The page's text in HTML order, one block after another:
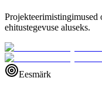
Projekteerimistingimused
ehitustegevuse aluseks.
Eesmärk